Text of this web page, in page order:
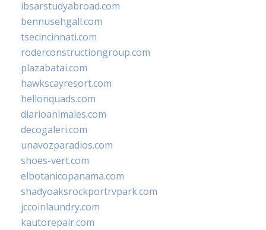
ibsarstudyabroad.com
bennusehgall.com
tsecincinnati.com
roderconstructiongroup.com
plazabatai.com
hawkscayresort.com
hellonquads.com
diarioanimales.com
decogaleri.com
unavozparadios.com
shoes-vert.com
elbotanicopanama.com
shadyoaksrockportrvpark.com
jccoinlaundry.com
kautorepair.com